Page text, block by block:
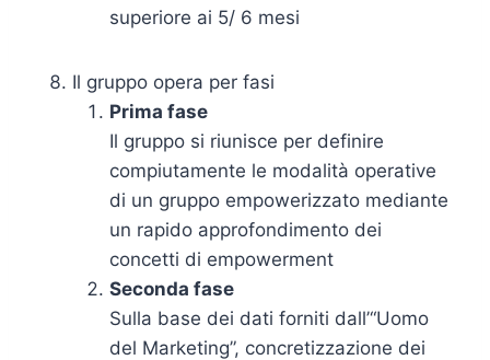
superiore ai 5/ 6 mesi
Il gruppo opera per fasi
Prima fase
Il gruppo si riunisce per definire
compiutamente le modalità operative
di un gruppo empowerizzato mediante
un rapido approfondimento dei
concetti di empowerment
Seconda fase
Sulla base dei dati forniti dall’“Uomo
del Marketing”, concretizzazione dei